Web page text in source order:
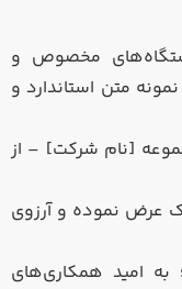
مخصوص و
متن استاندارد و
[نام شرکت] – از
عرض نموده و آرزوی
به امید همکاری‌های